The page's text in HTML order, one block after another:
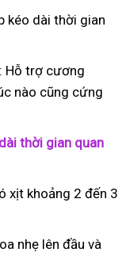
kéo dài thời gian
: Hỗ trợ cương
nào cũng cứng
thời gian quan
xịt khoảng 2 đến 3
nhẹ lên đầu và